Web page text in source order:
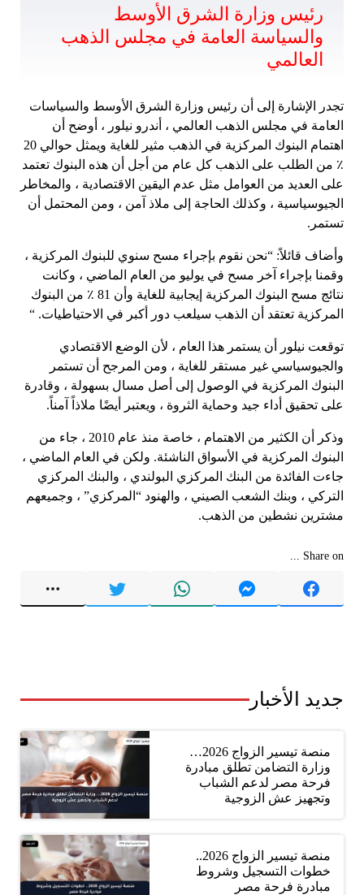
رئيس وزارة الشرق الأوسط
والسياسة العامة في مجلس الذهب
العالمي
تجدر الإشارة إلى أن رئيس وزارة الشرق الأوسط والسياسات
العامة في مجلس الذهب العالمي ، أندرو نيلور ، أوضح أن
اهتمام البنوك المركزية في الذهب مثير للغاية ويمثل حوالي 20
٪ من الطلب على الذهب كل عام من أجل أن هذه البنوك تعتمد
على العديد من العوامل مثل عدم اليقين الاقتصادية ، والمخاطر
الجيوسياسية ، وكذلك الحاجة إلى ملاذ آمن ، ومن المحتمل أن
تستمر.
وأضاف قائلاً: “نحن نقوم بإجراء مسح سنوي للبنوك المركزية ،
وقمنا بإجراء آخر مسح في يوليو من العام الماضي ، وكانت
نتائج مسح البنوك المركزية إيجابية للغاية وأن 81 ٪ من البنوك
المركزية تعتقد أن الذهب سيلعب دور أكبر في الاحتياطيات. “
توقعت نيلور أن يستمر هذا العام ، لأن الوضع الاقتصادي
والجيوسياسي غير مستقر للغاية ، ومن المرجح أن تستمر
البنوك المركزية في الوصول إلى أصل مسال بسهولة ، وقادرة
على تحقيق أداء جيد وحماية الثروة ، ويعتبر أيضًا ملاذاً آمناً.
وذكر أن الكثير من الاهتمام ، خاصة منذ عام 2010 ، جاء من
البنوك المركزية في الأسواق الناشئة. ولكن في العام الماضي ،
جاءت الفائدة من البنك المركزي البولندي ، والبنك المركزي
التركي ، وبنك الشعب الصيني ، والهنود “المركزي” ، وجميعهم
مشترين نشطين من الذهب.
Share on ...
جديد الأخبار
منصة تيسير الزواج 2026…
وزارة التضامن تطلق مبادرة
فرحة مصر لدعم الشباب
وتجهيز عش الزوجية
منصة تيسير الزواج 2026..
خطوات التسجيل وشروط
مبادرة فرحة مصر